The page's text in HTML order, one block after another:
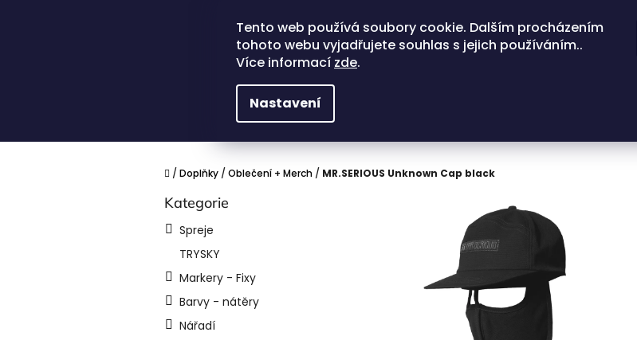
Tento web používá soubory cookie. Dalším procházením
tohoto webu vyjadřujete souhlas s jejich používáním..
Více informací zde.
Nastavení
Domů
/ Doplňky / Oblečení + Merch / MR.SERIOUS Unknown Cap black
Přeskočit
Kategorie
Spreje
TRYSKY
Markery - Fixy
Barvy - nátěry
Nářadí